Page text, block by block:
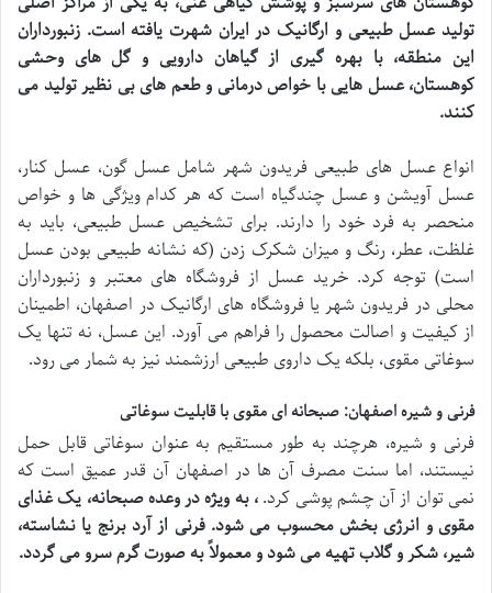
تولید عسل طبیعی و ارگانیک در ایران شهرت یافته است. زنبورداران
این منطقه، با بهره گیری از گیاهان دارویی و گل های وحشی
کوهستان، عسل هایی با خواص درمانی و طعم های بی نظیر تولید می
کنند.
انواع عسل های طبیعی فریدون شهر شامل عسل گون، عسل کنار،
عسل آویشن و عسل چندگیاه است که هر کدام ویژگی ها و خواص
منحصر به فرد خود را دارند. برای تشخیص عسل طبیعی، باید به
غلظت، عطر، رنگ و میزان شکرک زدن (که نشانه طبیعی بودن عسل
است) توجه کرد. خرید عسل از فروشگاه های معتبر و زنبورداران
محلی در فریدون شهر یا فروشگاه های ارگانیک در اصفهان، اطمینان
از کیفیت و اصالت محصول را فراهم می آورد. این عسل، نه تنها یک
سوغاتی مقوی، بلکه یک داروی طبیعی ارزشمند نیز به شمار می رود.
فرنی و شیره اصفهان: صبحانه ای مقوی با قابلیت سوغاتی
فرنی و شیره، هرچند به طور مستقیم به عنوان سوغاتی قابل حمل
نیستند، اما سنت مصرف آن ها در اصفهان آن قدر عمیق است که
نمی توان از آن چشم پوشی کرد.، به ویژه در وعده صبحانه، یک غذای
مقوی و انرژی بخش محسوب می شود. فرنی از آرد برنج یا نشاسته،
شیر، شکر و گلاب تهیه می شود و معمولاً به صورت گرم سرو می گردد.